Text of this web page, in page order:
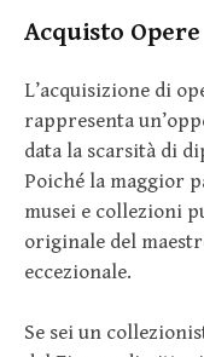
Acquisto Opere
L’acquisizione di
rappresenta
data la scarsità di
Poiché la maggior
musei e collezioni
originale del
eccezionale.
Se sei un